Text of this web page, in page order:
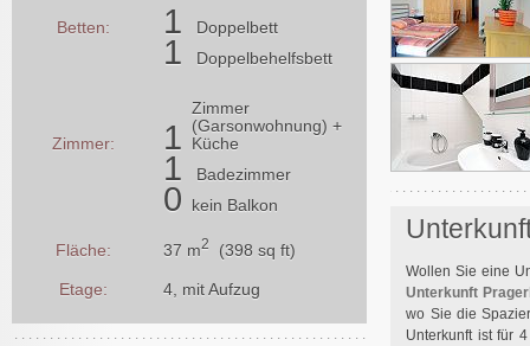
Wollen Sie eine
Unterkunft
wo Sie die
Unterkunft ist für
Betten: 1 Doppelbett
1 Doppelbehelfsbett
Zimmer: 1
Zimmer
(Garsonwohnung) +
Küche
1 Badezimmer
0 kein Balkon
Fläche: 37 m2 (398 sq ft)
Etage: 4, mit Aufzug